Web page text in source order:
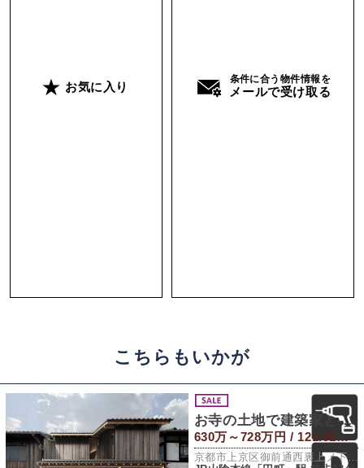
お気に入り
条件に合う物件情報を
メールで受け取る
こちらもいかが
お寺の土地で建築家と-建築条件付 普通借地権-
630万～728万円 / 121.91～149.52㎡（土地）
京都市上京区御前通西裏上ノ下立売上る北町580-8